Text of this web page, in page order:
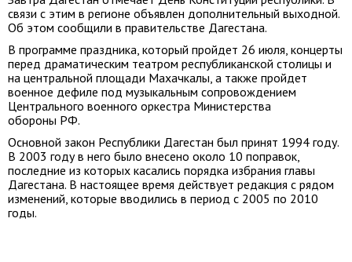
связи с этим в регионе объявлен дополнительный выходной.
Об этом сообщили в правительстве Дагестана.
В программе праздника, который пройдет 26 июля, концерты
перед драматическим театром республиканской столицы и
на центральной площади Махачкалы, а также пройдет
военное дефиле под музыкальным сопровождением
Центрального военного оркестра Министерства
обороны РФ.
Основной закон Республики Дагестан был принят 1994 году.
В 2003 году в него было внесено около 10 поправок,
последние из которых касались порядка избрания главы
Дагестана. В настоящее время действует редакция с рядом
изменений, которые вводились в период с 2005 по 2010
годы.